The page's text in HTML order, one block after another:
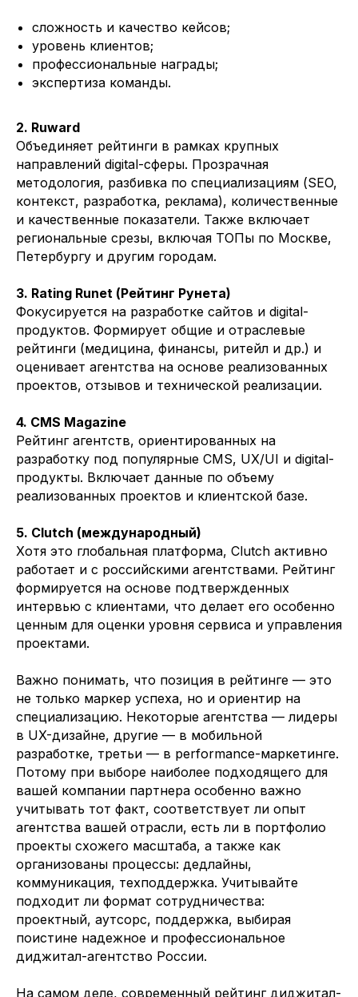
сложность и качество кейсов;
уровень клиентов;
профессиональные награды;
экспертиза команды.
2. Ruward
Объединяет рейтинги в рамках крупных
направлений digital-сферы. Прозрачная
методология, разбивка по специализациям (SEO,
контекст, разработка, реклама), количественные
и качественные показатели. Также включает
региональные срезы, включая ТОПы по Москве,
Петербургу и другим городам.
3. Rating Runet (Рейтинг Рунета)
Фокусируется на разработке сайтов и digital-
продуктов. Формирует общие и отраслевые
рейтинги (медицина, финансы, ритейл и др.) и
оценивает агентства на основе реализованных
проектов, отзывов и технической реализации.
4. CMS Magazine
Рейтинг агентств, ориентированных на
разработку под популярные CMS, UX/UI и digital-
продукты. Включает данные по объему
реализованных проектов и клиентской базе.
5. Clutch (международный)
Хотя это глобальная платформа, Clutch активно
работает и с российскими агентствами. Рейтинг
формируется на основе подтвержденных
интервью с клиентами, что делает его особенно
ценным для оценки уровня сервиса и управления
проектами.
Важно понимать, что позиция в рейтинге — это
не только маркер успеха, но и ориентир на
специализацию. Некоторые агентства — лидеры
в UX-дизайне, другие — в мобильной
разработке, третьи — в performance-маркетинге.
Потому при выборе наиболее подходящего для
вашей компании партнера особенно важно
учитывать тот факт, соответствует ли опыт
агентства вашей отрасли, есть ли в портфолио
проекты схожего масштаба, а также как
организованы процессы: дедлайны,
коммуникация, техподдержка. Учитывайте
подходит ли формат сотрудничества:
проектный, аутсорс, поддержка, выбирая
поистине надежное и профессиональное
диджитал-агентство России.
На самом деле, современный рейтинг диджитал-
Ваше имя
Компания
Телефон или мессенджер или почта (telegram, WhatsApp, email)
Какие специалисты требуются
Отправить заявку
Заполняя данную форму, вы даете
Согласие на обработку Персональных
данныхи соглашаетесь сПолитикой в
Давайтеусилим вашу
командуопытными IT-
специалистами
Расскажите кто вам требуется и мы
направим наших кандидатов в течение
24 часов